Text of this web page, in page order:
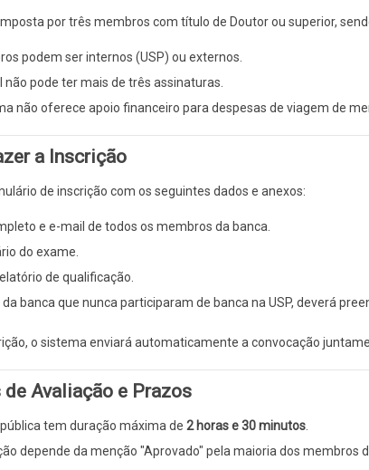
por três membros com título de Doutor ou superior,
podem ser internos (USP) ou externos.
não pode ter mais de três assinaturas.
não oferece apoio financeiro para despesas de viagem de
a Inscrição
de inscrição com os seguintes dados e anexos:
e e-mail de todos os membros da banca.
do exame.
de qualificação.
banca que nunca participaram de banca na USP, deverá
o sistema enviará automaticamente a convocação
Avaliação e Prazos
tem duração máxima de 2 horas e 30 minutos
depende da menção "Aprovado" pela maioria dos membros